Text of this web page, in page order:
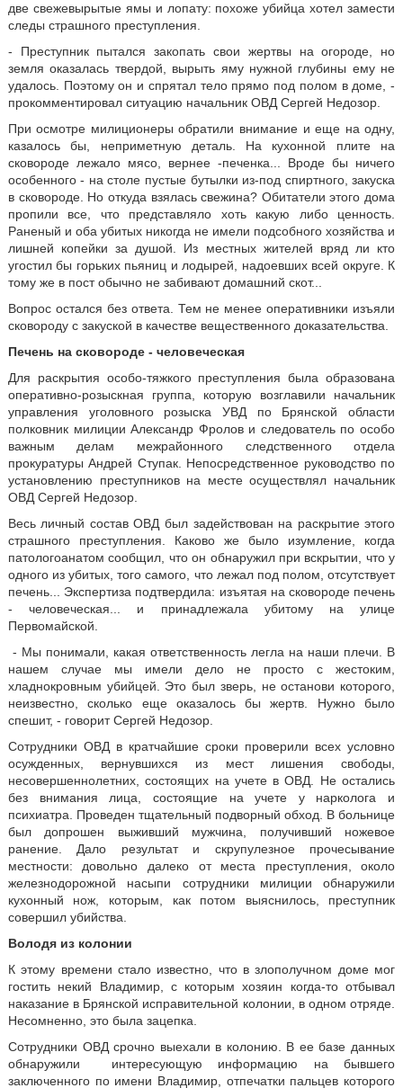
две свежевырытые ямы и лопату: похоже убийца хотел замести
следы страшного преступления.
- Преступник пытался закопать свои жертвы на огороде, но
земля оказалась твердой, вырыть яму нужной глубины ему не
удалось. Поэтому он и спрятал тело прямо под полом в доме, -
прокомментировал ситуацию начальник ОВД Сергей Недозор.
При осмотре милиционеры обратили внимание и еще на одну,
казалось бы, неприметную деталь. На кухонной плите на
сковороде лежало мясо, вернее -печенка... Вроде бы ничего
особенного - на столе пустые бутылки из-под спиртного, закуска
в сковороде. Но откуда взялась свежина? Обитатели этого дома
пропили все, что представляло хоть какую либо ценность.
Раненый и оба убитых никогда не имели подсобного хозяйства и
лишней копейки за душой. Из местных жителей вряд ли кто
угостил бы горьких пьяниц и лодырей, надоевших всей округе. К
тому же в пост обычно не забивают домашний скот...
Вопрос остался без ответа. Тем не менее оперативники изъяли
сковороду с закуской в качестве вещественного доказательства.
Печень на сковороде - человеческая
Для раскрытия особо-тяжкого преступления была образована
оперативно-розыскная группа, которую возглавили начальник
управления уголовного розыска УВД по Брянской области
полковник милиции Александр Фролов и следователь по особо
важным делам межрайонного следственного отдела
прокуратуры Андрей Ступак. Непосредственное руководство по
установлению преступников на месте осуществлял начальник
ОВД Сергей Недозор.
Весь личный состав ОВД был задействован на раскрытие этого
страшного преступления. Каково же было изумление, когда
патологоанатом сообщил, что он обнаружил при вскрытии, что у
одного из убитых, того самого, что лежал под полом, отсутствует
печень... Экспертиза подтвердила: изъятая на сковороде печень
- человеческая... и принадлежала убитому на улице
Первомайской.
- Мы понимали, какая ответственность легла на наши плечи. В
нашем случае мы имели дело не просто с жестоким,
хладнокровным убийцей. Это был зверь, не останови которого,
неизвестно, сколько еще оказалось бы жертв. Нужно было
спешит, - говорит Сергей Недозор.
Сотрудники ОВД в кратчайшие сроки проверили всех условно
осужденных, вернувшихся из мест лишения свободы,
несовершеннолетних, состоящих на учете в ОВД. Не остались
без внимания лица, состоящие на учете у нарколога и
психиатра. Проведен тщательный подворный обход. В больнице
был допрошен выживший мужчина, получивший ножевое
ранение. Дало результат и скрупулезное прочесывание
местности: довольно далеко от места преступления, около
железнодорожной насыпи сотрудники милиции обнаружили
кухонный нож, которым, как потом выяснилось, преступник
совершил убийства.
Володя из колонии
К этому времени стало известно, что в злополучном доме мог
гостить некий Владимир, с которым хозяин когда-то отбывал
наказание в Брянской исправительной колонии, в одном отряде.
Несомненно, это была зацепка.
Сотрудники ОВД срочно выехали в колонию. В ее базе данных
обнаружили интересующую информацию на бывшего
заключенного по имени Владимир, отпечатки пальцев которого